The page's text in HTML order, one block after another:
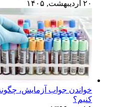
۲۰ اردیبهشت, ۱۴۰۵
خواندن جواب آزمایش،
کنیم؟